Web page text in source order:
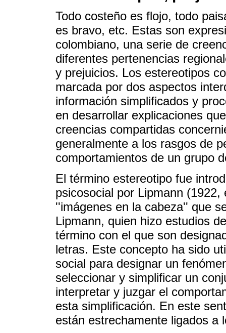
Todo costeño es flojo, todo
es bravo, etc. Estas son
colombiano, una serie de
diferentes pertenencias
y prejuicios. Los estereotipos
marcada por dos aspectos
información simplificados y
en desarrollar explicaciones
creencias compartidas
generalmente a los rasgos de
comportamientos de un grupo
El término estereotipo fue
psicosocial por Lipmann
''imágenes en la cabeza'' que
Lipmann, quien hizo estudios
término con el que son
letras. Este concepto ha sido
social para designar un
seleccionar y simplificar un
interpretar y juzgar el
esta simplificación. En este
están estrechamente ligados a